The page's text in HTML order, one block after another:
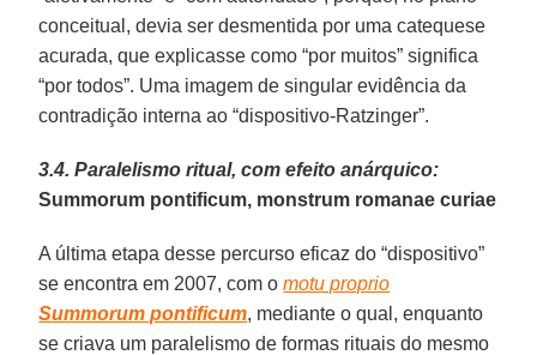
conceitual, devia ser desmentida por uma catequese
acurada, que explicasse como “por muitos” significa
“por todos”. Uma imagem de singular evidência da
contradição interna ao “dispositivo-Ratzinger”.
3.4. Paralelismo ritual, com efeito anárquico:
Summorum pontificum, monstrum romanae curiae
A última etapa desse percurso eficaz do “dispositivo”
se encontra em 2007, com omotu proprio
Summorum pontificum, mediante o qual, enquanto
se criava um paralelismo de formas rituais do mesmo